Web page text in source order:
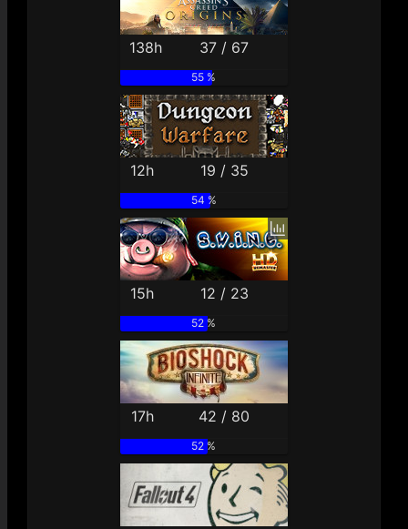
138h 37 / 67
55 %
12h 19 / 35
54 %
15h 12 / 23
52 %
17h 42 / 80
52 %